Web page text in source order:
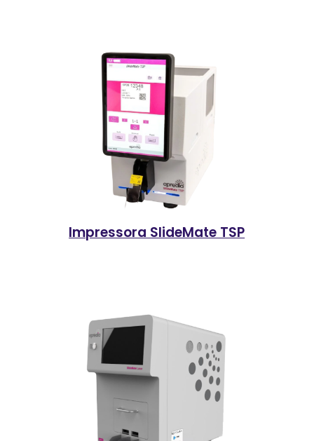
Impressora SlideMate TSP